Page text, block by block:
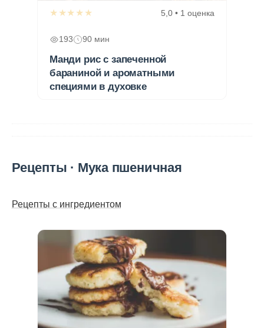
★★★★★ 5,0 • 1 оценка
193 90 мин
Манди рис с запеченной
бараниной и ароматными
специями в духовке
Рецепты · Мука пшеничная
Рецепты с ингредиентом